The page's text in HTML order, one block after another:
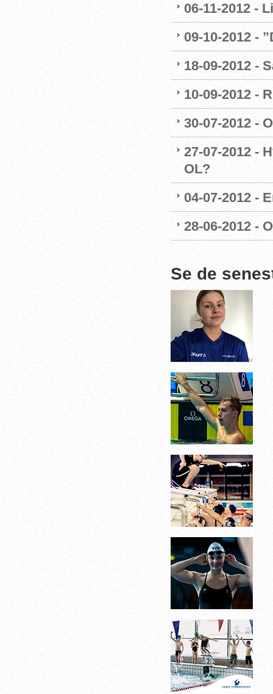
06-11-2012 -
09-10-2012 -
18-09-2012 -
10-09-2012 -
30-07-2012 -
27-07-2012 -
OL?
04-07-2012 -
28-06-2012 -
Se de